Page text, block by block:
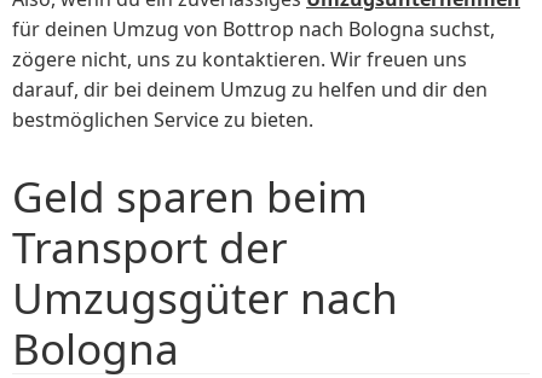
für deinen Umzug von Bottrop nach Bologna suchst,
zögere nicht, uns zu kontaktieren. Wir freuen uns
darauf, dir bei deinem Umzug zu helfen und dir den
bestmöglichen Service zu bieten.
Geld sparen beim
Transport der
Umzugsgüter nach
Bologna